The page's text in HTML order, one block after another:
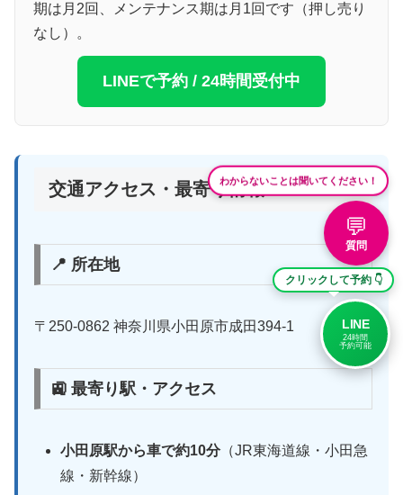
期は月2回、メンテナンス期は月1回です（押し売り
なし）。
LINEで予約 / 24時間受付中
交通アクセス・最寄り情報
📍 所在地
〒250-0862 神奈川県小田原市成田394-1
🚉 最寄り駅・アクセス
小田原駅から車で約10分（JR東海道線・小田急
線・新幹線）
わからないことは聞いてください！
💬
質問
クリックして予約 👇
LINE
24時間
予約可能